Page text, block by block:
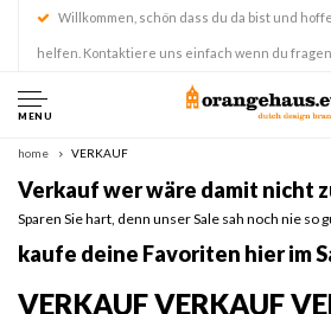
Willkommen, schön dass du da bist und
helfen. Kontaktiere uns einfach wenn du
MENU
home VERKAUF
Verkauf wer wäre damit nicht
Sparen Sie hart, denn unser Sale sah noch nie so
kaufe deine Favoriten hier im
VERKAUF VERKAUF